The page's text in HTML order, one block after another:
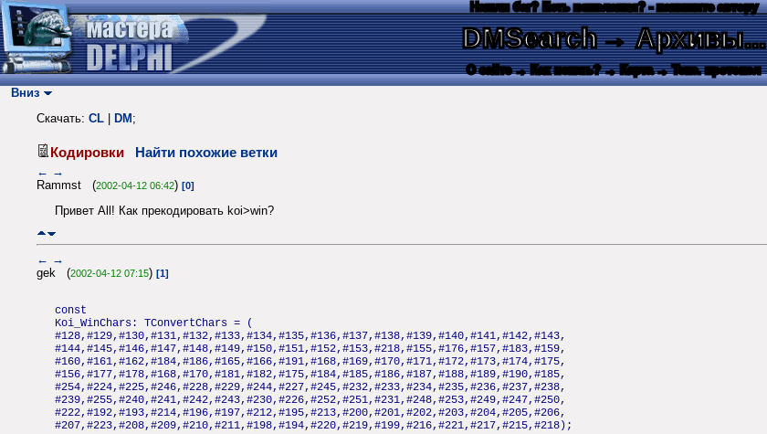
Нашли баг? Есть пожелания? - напишите автору
DMSearch→ Архивы...
О сайте → Как искать? → Карта → Текс. протокол
Вниз
Скачать: CL DM ;
Кодировки Найти похожие ветки
← →
Rammst (2002-04-12 06:42) [0]
Привет All! Как прекодировать koi>win?
← →
gek (2002-04-12 07:15) [1]
const
Koi_WinChars: TConvertChars = (
#128,#129,#130,#131,#132,#133,#134,#135,#136,#137,#138,#139,#140,#141,#142,#143,
#144,#145,#146,#147,#148,#149,#150,#151,#152,#153,#218,#155,#176,#157,#183,#159,
#160,#161,#162,#184,#186,#165,#166,#191,#168,#169,#170,#171,#172,#173,#174,#175,
#156,#177,#178,#168,#170,#181,#182,#175,#184,#185,#186,#187,#188,#189,#190,#185,
#254,#224,#225,#246,#228,#229,#244,#227,#245,#232,#233,#234,#235,#236,#237,#238,
#239,#255,#240,#241,#242,#243,#230,#226,#252,#251,#231,#248,#253,#249,#247,#250,
#222,#192,#193,#214,#196,#197,#212,#195,#213,#200,#201,#202,#203,#204,#205,#206,
#207,#223,#208,#209,#210,#211,#198,#194,#220,#219,#199,#216,#221,#217,#215,#218);